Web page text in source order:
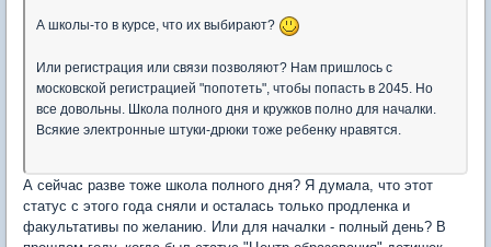
А школы-то в курсе, что их выбирают?
Или регистрация или связи позволяют? Нам пришлось с
московской регистрацией "попотеть", чтобы попасть в 2045. Но
все довольны. Школа полного дня и кружков полно для началки.
Всякие электронные штуки-дрюки тоже ребенку нравятся.
А сейчас разве тоже школа полного дня? Я думала, что этот
статус с этого года сняли и осталась только продленка и
факультативы по желанию. Или для началки - полный день? В